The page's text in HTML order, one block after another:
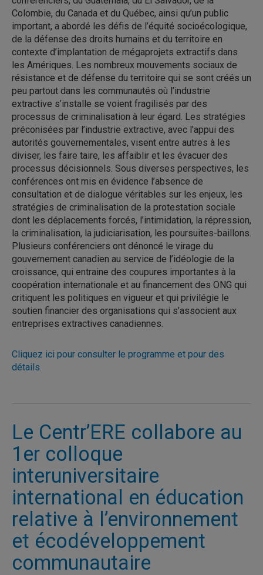
Colombie, du Canada et du Québec, ainsi qu’un public
important, a abordé les défis de l’équité socioécologique,
de la défense des droits humains et du territoire en
contexte d’implantation de mégaprojets extractifs dans
les Amériques. Les nombreux mouvements sociaux de
résistance et de défense du territoire qui se sont créés un
peu partout dans les communautés où l’industrie
extractive s’installe se voient fragilisés par des
processus de criminalisation à leur égard. Les stratégies
préconisées par l’industrie extractive, avec l’appui des
autorités gouvernementales, visent entre autres à les
diviser, les faire taire, les affaiblir et les évacuer des
processus décisionnels. Sous diverses perspectives, les
conférences ont mis en évidence l’absence de
consultation et de dialogue véritables sur les enjeux, les
stratégies de criminalisation de la protestation sociale
dont les déplacements forcés, l’intimidation, la répression,
la criminalisation, la judiciarisation, les poursuites-baillons.
Plusieurs conférenciers ont dénoncé le virage du
gouvernement canadien au service de l’idéologie de la
croissance, qui entraine des coupures importantes à la
coopération internationale et au financement des ONG qui
critiquent les politiques en vigueur et qui privilégie le
soutien financier des organisations qui s’associent aux
entreprises extractives canadiennes.
Cliquez ici pour consulter le programme et pour des
détails.
Le Centr’ERE collabore au
1er colloque
interuniversitaire
international en éducation
relative à l’environnement
et écodéveloppement
communautaire